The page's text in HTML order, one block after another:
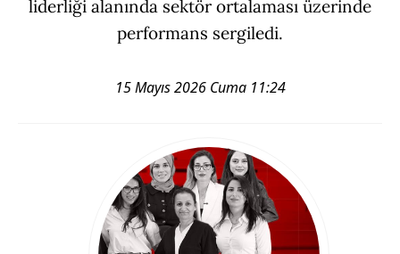
liderliği alanında sektör ortalaması üzerinde
performans sergiledi.
15 Mayıs 2026 Cuma 11:24